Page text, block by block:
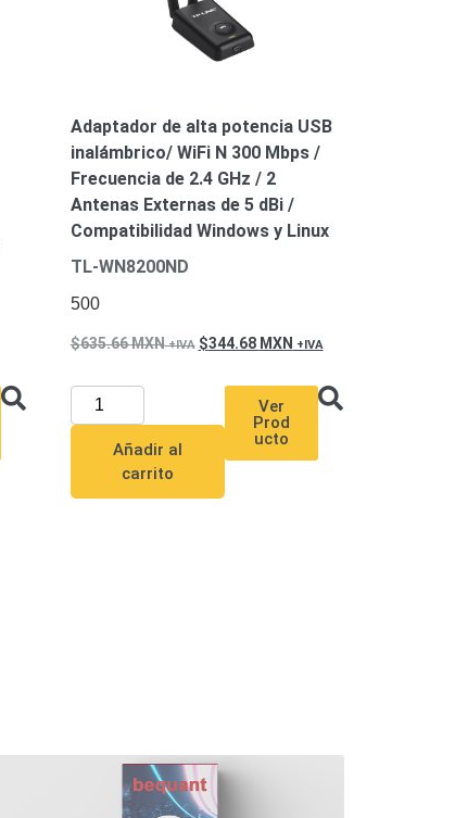
Adaptador de alta potencia USB
inalámbrico/ WiFi N 300 Mbps /
Frecuencia de 2.4 GHz / 2
Antenas Externas de 5 dBi /
Compatibilidad Windows y Linux
TL-WN8200ND
500
635.66MXN 344.68 MXN
Añadir al
carrito
Ver
Prod
ucto